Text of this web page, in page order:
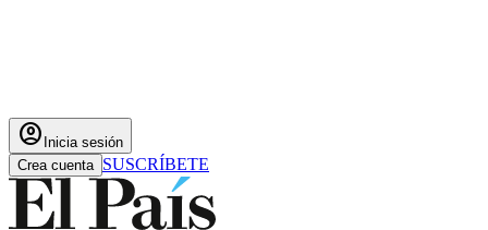
account_circle Inicia sesión
Crea cuenta SUSCRÍBETE